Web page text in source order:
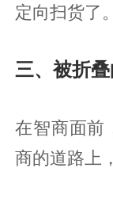
定向扫货了。
三、被折
在智商面前
商的道路上